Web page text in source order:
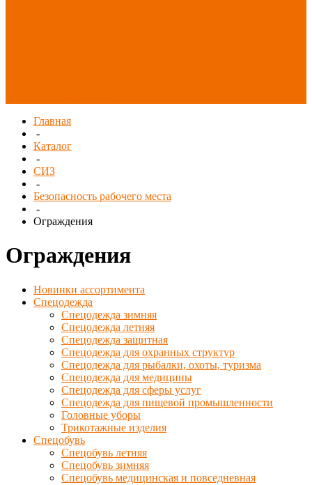
Главная
-
Каталог
-
СИЗ
-
Безопасность рабочего места
-
Ограждения
Ограждения
Новинки ассортимента
Спецодежда
Спецодежда зимняя
Спецодежда летняя
Спецодежда защитная
Спецодежда для охранных структур
Спецодежда для рыбалки, охоты, туризма
Спецодежда для медицины
Спецодежда для сферы услуг
Спецодежда для пищевой промышленности
Головные уборы
Трикотажные изделия
Спецобувь
Спецобувь летняя
Спецобувь зимняя
Спецобувь медицинская и повседневная